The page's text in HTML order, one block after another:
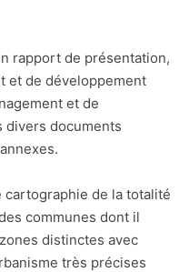
rapport de présentation,
et de développement
et de
divers documents
cartographie de la totalité
communes dont il
distinctes avec
très précises